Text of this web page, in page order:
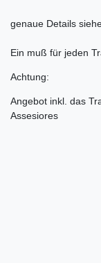
genaue Details
Ein muß für jeden
Achtung:
Angebot inkl. das
Assesiores